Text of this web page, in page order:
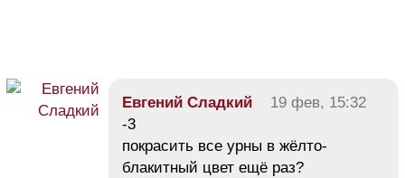
Евгений Сладкий
19 фев, 15:32
-3
покрасить все урны в жёлто-
блакитный цвет ещё раз?